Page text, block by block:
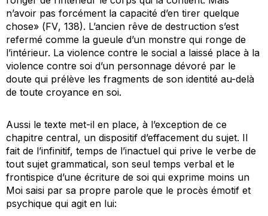
n’avoir pas forcément la capacité d’en tirer quelque
chose» (FV, 138). L’ancien rêve de destruction s’est
refermé comme la gueule d’un monstre qui ronge de
l’intérieur. La violence contre le social a laissé place à la
violence contre soi d’un personnage dévoré par le
doute qui prélève les fragments de son identité au-delà
de toute croyance en soi.
Aussi le texte met-il en place, à l’exception de ce
chapitre central, un dispositif d’effacement du sujet. Il
fait de l’infinitif, temps de l’inactuel qui prive le verbe de
tout sujet grammatical, son seul temps verbal et le
frontispice d’une écriture de soi qui exprime moins un
Moi saisi par sa propre parole que le procès émotif et
psychique qui agit en lui: